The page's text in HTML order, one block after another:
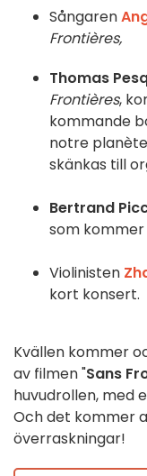
Sångaren
Frontières,
Thomas
Frontières,
kommande
notre
skänkas till
Bertrand
som
Violinisten
kort konsert.
Kvällen kommer
av filmen "Sans
huvudrollen, med
Och det kommer
överraskningar!